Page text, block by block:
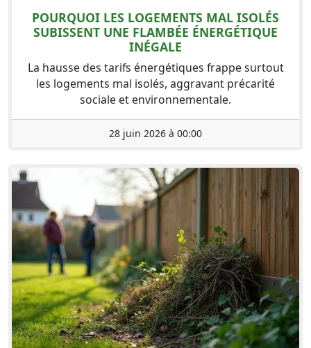
POURQUOI LES LOGEMENTS MAL ISOLÉS
SUBISSENT UNE FLAMBÉE ÉNERGÉTIQUE
INÉGALE
La hausse des tarifs énergétiques frappe surtout
les logements mal isolés, aggravant précarité
sociale et environnementale.
28 juin 2026 à 00:00